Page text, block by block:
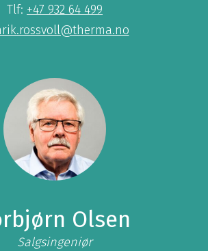
Tlf: +47 932 64 499
Olsen
Salgsingeniør